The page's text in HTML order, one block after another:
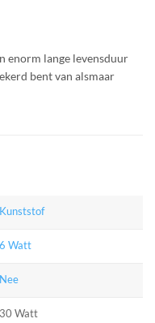
enorm lange levensduur
bent van alsmaar
Kunststof
6 Watt
Nee
30 Watt